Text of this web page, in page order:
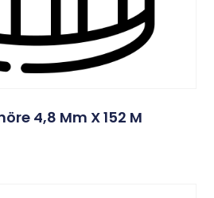
4,8 Mm X 152 M